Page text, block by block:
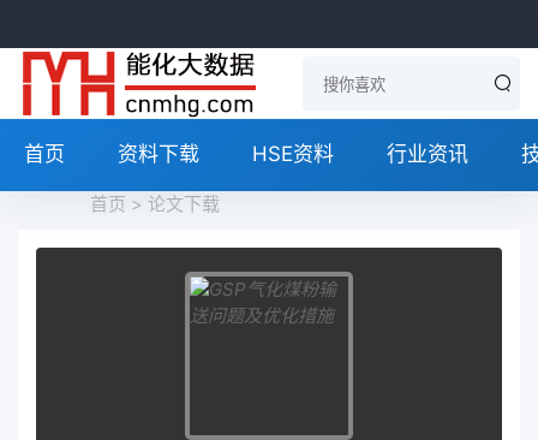
首页 资料下载 HSE资料 行业资讯
首页 > 论文下载